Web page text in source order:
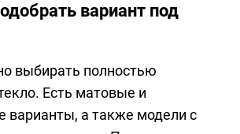
вариант под
выбирать полностью
Есть матовые и
варианты, а также модели с